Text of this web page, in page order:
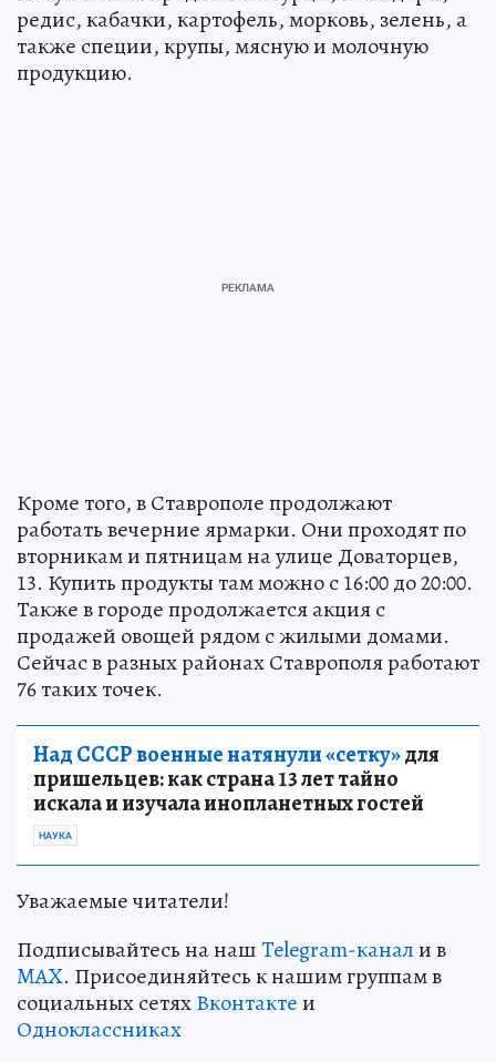
редис, кабачки, картофель, морковь, зелень, а
также специи, крупы, мясную и молочную
продукцию.
Кроме того, в Ставрополе продолжают
работать вечерние ярмарки. Они проходят по
вторникам и пятницам на улице Доваторцев,
13. Купить продукты там можно с 16:00 до 20:00.
Также в городе продолжается акция с
продажей овощей рядом с жилыми домами.
Сейчас в разных районах Ставрополя работают
76 таких точек.
Над СССР военные натянули «сетку»для
пришельцев: как страна 13 лет тайно
искала и изучала инопланетных гостей
НАУКА
Уважаемые читатели!
Подписывайтесь на нашTelegram-канали в
MAX. Присоединяйтесь к нашим группам в
социальных сетяхВконтактеи
Одноклассниках